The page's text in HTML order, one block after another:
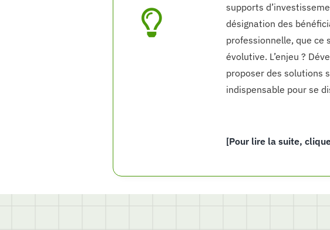
supports
désignation des
professionnelle, que ce
évolutive. L’enjeu ?
proposer des solutions
indispensable pour se
[Pour lire la suite,